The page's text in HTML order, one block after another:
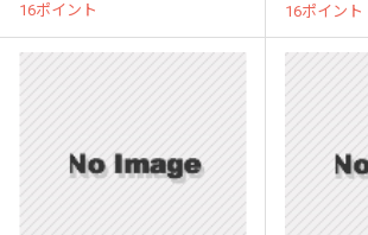
16ポイント 16ポイント